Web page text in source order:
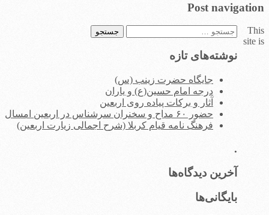
Post navigation
جستجو
نوشته‌های تازه
جایگاه حضرت زینب (س)
درجه امام حسین(ع) و یاران
آثار و برکات پیاده روی اربعین
حضور ۶۰ مداح و سخنران سرشناس در اربعین امسال
فرهنگ نامه قیام کربلا (شرح اجمالی زیارت اربعین)
.
آخرین دیدگاه‌ها
بایگانی‌ها
This
site is